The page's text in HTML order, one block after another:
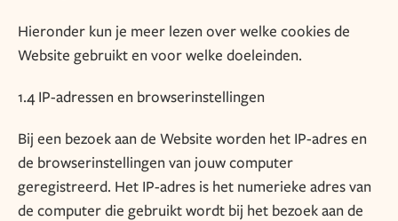
Hieronder kun je meer lezen over welke cookies de
Website gebruikt en voor welke doeleinden.
1.4 IP-adressen en browserinstellingen
Bij een bezoek aan de Website worden het IP-adres en
de browserinstellingen van jouw computer
geregistreerd. Het IP-adres is het numerieke adres van
de computer die gebruikt wordt bij het bezoek aan de